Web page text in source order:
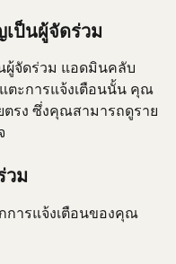
ป็นผู้จัดร่วม
จัดร่วม แอดมินคลับ
ตะการแจ้งเตือนนั้น คุณ
ตรง ซึ่งคุณสามารถดูราย
วม
การแจ้งเตือนของคุณ